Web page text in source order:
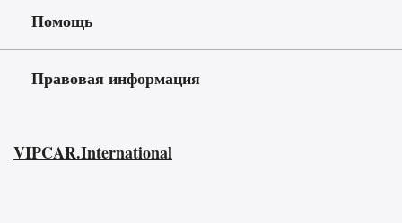
Помощь
Правовая информация
VIPCAR.International